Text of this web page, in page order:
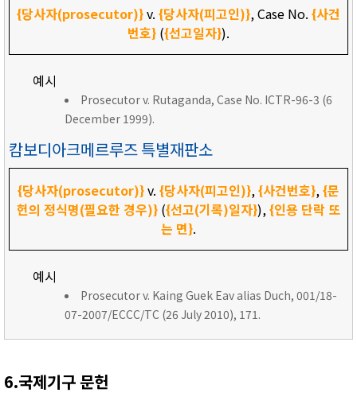
{당사자(prosecutor)}v. {당사자(피고인)}, Case No. {사건
번호} ({선고일자}).
예시
Prosecutor v. Rutaganda, Case No. ICTR-96-3 (6
December 1999).
캄보디아크메르루즈 특별재판소
{당사자(prosecutor)}v. {당사자(피고인)},{사건번호},{문
헌의 정식명(필요한 경우)} ({선고(기록)일자}),{인용 단락 또
는 면}.
예시
Prosecutor v. Kaing Guek Eav alias Duch, 001/18-
07-2007/ECCC/TC (26 July 2010), 171.
6.국제기구 문헌